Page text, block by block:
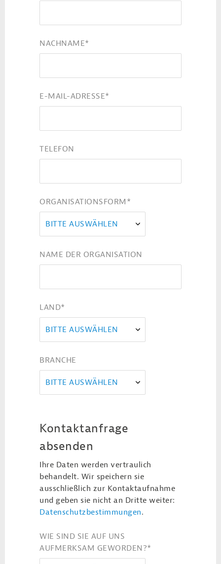
NACHNAME*
E-MAIL-ADRESSE*
TELEFON
ORGANISATIONSFORM *
BITTE AUSWÄHLEN
NAME DER ORGANISATION
LAND*
BITTE AUSWÄHLEN
BRANCHE
BITTE AUSWÄHLEN
Kontaktanfrage
absenden
Ihre Daten werden vertraulich
behandelt. Wir speichern sie
ausschließlich zur Kontaktaufnahme
und geben sie nicht an Dritte weiter:
Datenschutzbestimmungen.
WIE SIND SIE AUF UNS
AUFMERKSAM GEWORDEN?*